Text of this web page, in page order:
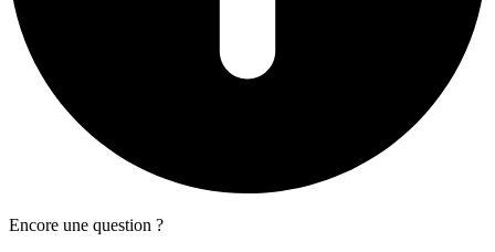
Encore une question ?